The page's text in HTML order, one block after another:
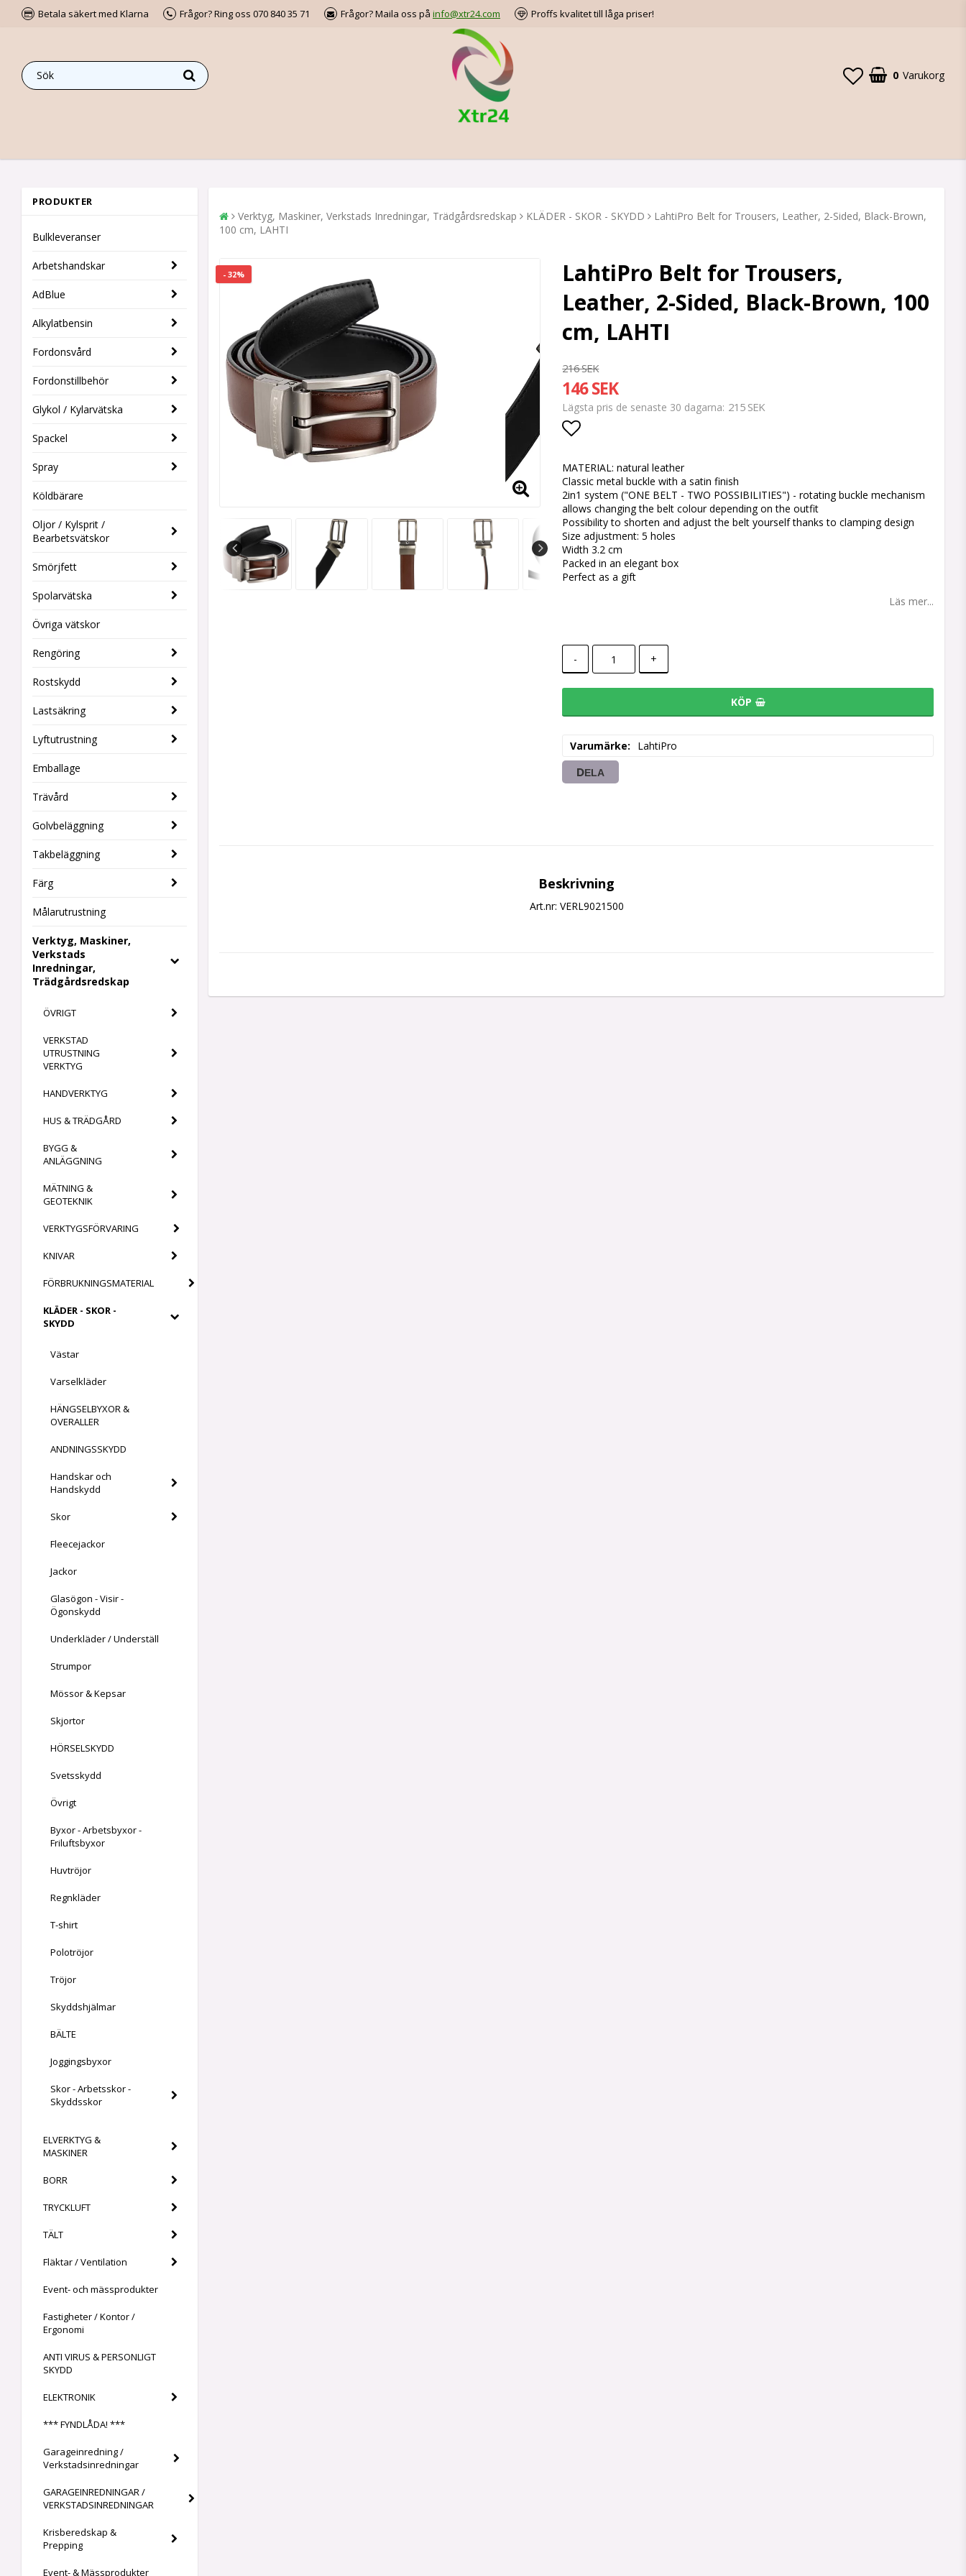
Betala säkert med Klarna Frågor? Ring oss 070 840 35 71 Frågor? Maila oss på info@xtr24.com Proffs kvalitet till låga priser!
0 Varukorg
PRODUKTER
Bulkleveranser
Arbetshandskar
AdBlue
Alkylatbensin
Fordonsvård
Fordonstillbehör
Glykol / Kylarvätska
Spackel
Spray
Köldbärare
Oljor / Kylsprit /
Bearbetsvätskor
Smörjfett
Spolarvätska
Övriga vätskor
Rengöring
Rostskydd
Lastsäkring
Lyftutrustning
Emballage
Trävård
Golvbeläggning
Takbeläggning
Färg
Målarutrustning
Verktyg, Maskiner,
Verkstads
Inredningar,
Trädgårdsredskap
ÖVRIGT
VERKSTAD
UTRUSTNING
VERKTYG
HANDVERKTYG
HUS & TRÄDGÅRD
BYGG &
ANLÄGGNING
MÄTNING &
GEOTEKNIK
VERKTYGSFÖRVARING
KNIVAR
FÖRBRUKNINGSMATERIAL
KLÄDER - SKOR -
SKYDD
Västar
Varselkläder
HÄNGSELBYXOR &
OVERALLER
ANDNINGSSKYDD
Handskar och
Handskydd
Skor
Fleecejackor
Jackor
Glasögon - Visir -
Ögonskydd
Underkläder / Underställ
Strumpor
Mössor & Kepsar
Skjortor
HÖRSELSKYDD
Svetsskydd
Övrigt
Byxor - Arbetsbyxor -
Friluftsbyxor
Huvtröjor
Regnkläder
T-shirt
Polotröjor
Tröjor
Skyddshjälmar
BÄLTE
Joggingsbyxor
Skor - Arbetsskor -
Skyddsskor
ELVERKTYG &
MASKINER
BORR
TRYCKLUFT
TÄLT
Fläktar / Ventilation
Event- och mässprodukter
Fastigheter / Kontor /
Ergonomi
ANTI VIRUS & PERSONLIGT
SKYDD
ELEKTRONIK
*** FYNDLÅDA! ***
Garageinredning /
Verkstadsinredningar
GARAGEINREDNINGAR /
VERKSTADSINREDNINGAR
Krisberedskap &
Prepping
Event- & Mässprodukter
Verktyg, Maskiner, Verkstads Inredningar, Trädgårdsredskap KLÄDER - SKOR - SKYDD
LahtiPro Belt for Trousers, Leather, 2-Sided, Black-Brown,
100 cm, LAHTI
- 32%
LahtiPro Belt for Trousers,
Leather, 2-Sided, Black-Brown, 100
cm, LAHTI
216 SEK
146 SEK
Lägsta pris de senaste 30 dagarna 215 SEK
MATERIAL: natural leather
Classic metal buckle with a satin finish
2in1 system ("ONE BELT - TWO POSSIBILITIES") - rotating buckle mechanism
allows changing the belt colour depending on the outfit
Possibility to shorten and adjust the belt yourself thanks to clamping design
Size adjustment: 5 holes
Width 3.2 cm
Packed in an elegant box
Perfect as a gift
Läs mer...
- +
KÖP
Varumärke LahtiPro
DELA
Beskrivning
Art.nr: VERL9021500